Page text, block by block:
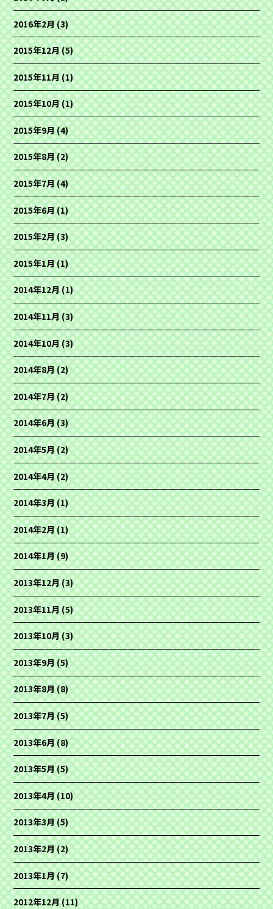
2016年2月(3)
2015年12月(5)
2015年11月(1)
2015年10月(1)
2015年9月(4)
2015年8月(2)
2015年7月(4)
2015年6月(1)
2015年2月(3)
2015年1月(1)
2014年12月(1)
2014年11月(3)
2014年10月(3)
2014年8月(2)
2014年7月(2)
2014年6月(3)
2014年5月(2)
2014年4月(2)
2014年3月(1)
2014年2月(1)
2014年1月(9)
2013年12月(3)
2013年11月(5)
2013年10月(3)
2013年9月(5)
2013年8月(8)
2013年7月(5)
2013年6月(8)
2013年5月(5)
2013年4月(10)
2013年3月(5)
2013年2月(2)
2013年1月(7)
2012年12月(11)